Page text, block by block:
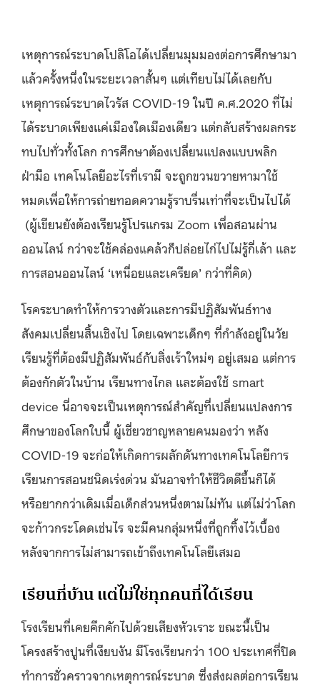
เหตุการณ์ระบาดโปลิโอได้เปลี่ยนมุมมองต่อการศึกษามา
แล้วครั้งหนึ่งในระยะเวลาสั้นๆ แต่เทียบไม่ได้เลยกับ
เหตุการณ์ระบาดไวรัส COVID-19 ในปี ค.ศ.2020 ที่ไม่
ได้ระบาดเพียงแค่เมืองใดเมืองเดียว แต่กลับสร้างผลกระ
ทบไปทั่วทั้งโลก การศึกษาต้องเปลี่ยนแปลงแบบพลิก
ฝ่ามือ เทคโนโลยีอะไรที่เรามี จะถูกขวนขวายหามาใช้
หมดเพื่อให้การถ่ายทอดความรู้ราบรื่นเท่าที่จะเป็นไปได้
(ผู้เขียนยังต้องเรียนรู้โปรแกรม Zoom เพื่อสอนผ่าน
ออนไลน์ กว่าจะใช้คล่องแคล้วก็ปล่อยไก่ไปไม่รู้กี่เล้า และ
การสอนออนไลน์ ‘เหนื่อยและเครียด’ กว่าที่คิด)
โรคระบาดทำให้การวางตัวและการมีปฏิสัมพันธ์ทาง
สังคมเปลี่ยนสิ้นเชิงไป โดยเฉพาะเด็กๆ ที่กำลังอยู่ในวัย
เรียนรู้ที่ต้องมีปฏิสัมพันธ์กับสิ่งเร้าใหม่ๆ อยู่เสมอ แต่การ
ต้องกักตัวในบ้าน เรียนทางไกล และต้องใช้ smart
device นี่อาจจะเป็นเหตุการณ์สำคัญที่เปลี่ยนแปลงการ
ศึกษาของโลกใบนี้ ผู้เชี่ยวชาญหลายคนมองว่า หลัง
COVID-19 จะก่อให้เกิดการผลักดันทางเทคโนโลยีการ
เรียนการสอนชนิดเร่งด่วน มันอาจทำให้ชีวิตดีขึ้นก็ได้
หรือยากกว่าเดิมเมื่อเด็กส่วนหนึ่งตามไม่ทัน แต่ไม่ว่าโลก
จะก้าวกระโดดเช่นไร จะมีคนกลุ่มหนึ่งที่ถูกทิ้งไว้เบื้อง
หลังจากการไม่สามารถเข้าถึงเทคโนโลยีเสมอ
เรียนที่บ้าน แต่ไม่ใช่ทุกคนที่ได้เรียน
โรงเรียนที่เคยคึกคักไปด้วยเสียงหัวเราะ ขณะนี้เป็น
โครงสร้างปูนที่เงียบงัน มีโรงเรียนกว่า 100 ประเทศที่ปิด
ทำการชั่วคราวจากเหตุการณ์ระบาด ซึ่งส่งผลต่อการเรียน